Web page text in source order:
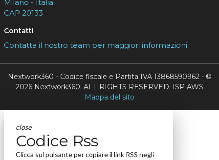
Milano - Italia
CAP 20133
Contatti
Contatta il nostro team per maggiori informazioni
Nextwork360 - Codice fiscale e Partita IVA 13868590962 - ©
2026 Nextwork360. ALL RIGHTS RESERVED. ISP AWS
Mappa del sito
close
Codice Rss
Clicca sul pulsante per copiare il link RSS negli